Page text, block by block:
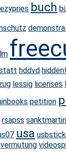
buch
hddvd
lessig licenses
petition
rsapss sanktmartin
usa usbstick